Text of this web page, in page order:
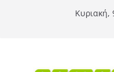
Κυριακή,